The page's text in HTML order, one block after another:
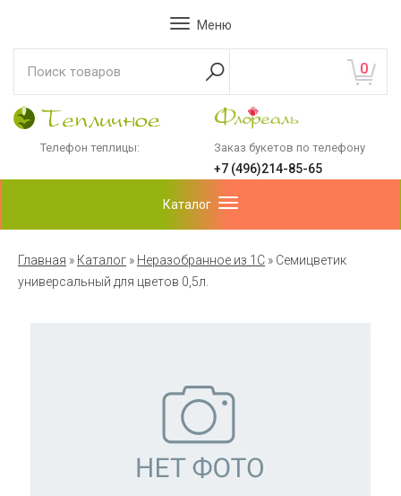
Меню
0
Телефон теплицы: Заказ букетов по телефону
+7 (496)214-85-65
Каталог
Главная » Каталог » Неразобранное из 1С » Семицветик
универсальный для цветов 0,5л.